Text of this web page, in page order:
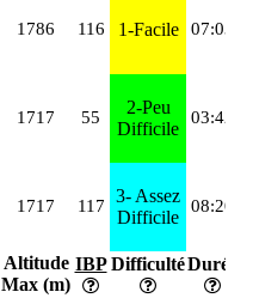
1786 116 1-Facile 07:03
1717 55
2-Peu
Difficile
03:42
1717 117
3- Assez
Difficile
08:20
Altitude
Max (m)
IBP DifficultéDurée